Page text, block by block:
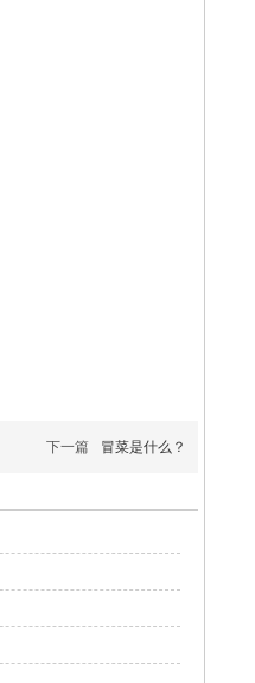
下一篇 冒菜是什么？